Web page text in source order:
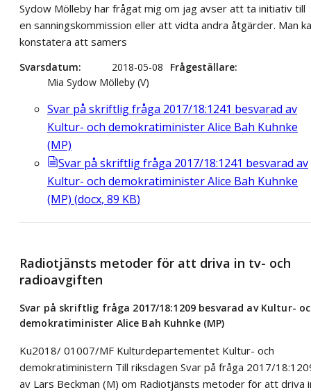
Sydow Mölleby har frågat mig om jag avser att ta initiativ till
en sanningskommission eller att vidta andra åtgärder. Man
konstatera att samers
Svarsdatum 2018-05-08
Frågeställare
Mia Sydow Mölleby (V)
Svar på skriftlig fråga 2017/18:1241 besvarad av
Kultur- och demokratiminister Alice Bah Kuhnke
(MP)
Svar på skriftlig fråga 2017/18:1241 besvarad av
Kultur- och demokratiminister Alice Bah Kuhnke
(MP) (docx, 89 KB)
Radiotjänsts metoder för att driva in tv- och
radioavgiften
Svar på skriftlig fråga 2017/18:1209 besvarad av Kultur-
demokratiminister Alice Bah Kuhnke (MP)
Ku2018/ 01007/MF Kulturdepartementet Kultur- och
demokratiministern Till riksdagen Svar på fråga 2017/
av Lars Beckman (M) om Radiotjänsts metoder för att driva